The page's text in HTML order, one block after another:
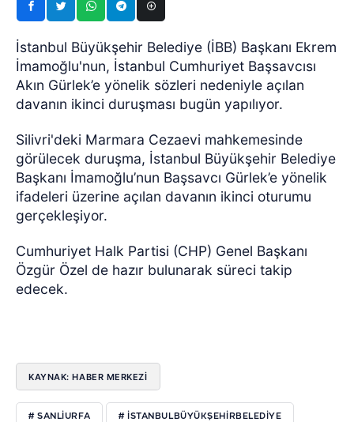
İstanbul Büyükşehir Belediye (İBB) Başkanı Ekrem
İmamoğlu'nun, İstanbul Cumhuriyet Başsavcısı
Akın Gürlek’e yönelik sözleri nedeniyle açılan
davanın ikinci duruşması bugün yapılıyor.
Silivri'deki Marmara Cezaevi mahkemesinde
görülecek duruşma, İstanbul Büyükşehir Belediye
Başkanı İmamoğlu’nun Başsavcı Gürlek’e yönelik
ifadeleri üzerine açılan davanın ikinci oturumu
gerçekleşiyor.
Cumhuriyet Halk Partisi (CHP) Genel Başkanı
Özgür Özel de hazır bulunarak süreci takip
edecek.
KAYNAK: HABER MERKEZİ
# SANLIURFA # İSTANBULBÜYÜKŞEHIRBELEDIYE